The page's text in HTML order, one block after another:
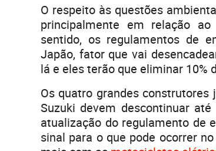
O respeito às questões
principalmente em relação
sentido, os regulamentos de
Japão, fator que vai
lá e eles terão que eliminar
Os quatro grandes construtores
Suzuki devem descontinuar
atualização do regulamento de
sinal para o que pode ocorrer